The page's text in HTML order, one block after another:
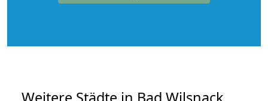
Weitere Städte in Bad Wilsnack